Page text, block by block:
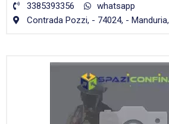
3385393356
whatsapp
Contrada Pozzi, - 74024, - Manduria,